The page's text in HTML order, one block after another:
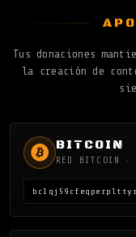
Tus donaciones
la creación de
BITCOIN
RED BITCOIN ·